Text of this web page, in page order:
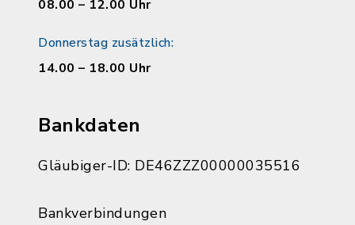
08.00 – 12.00 Uhr
Donnerstag zusätzlich:
14.00 – 18.00 Uhr
Bankdaten
Gläubiger-ID: DE46ZZZ00000035516
Bankverbindungen